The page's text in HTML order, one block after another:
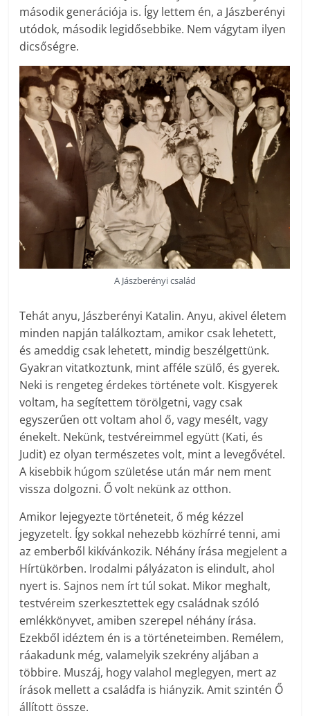
második generációja is. Így lettem én, a Jászberényi
utódok, második legidősebbike. Nem vágytam ilyen
dicsőségre.
A Jászberényi család
Tehát anyu, Jászberényi Katalin. Anyu, akivel életem
minden napján találkoztam, amikor csak lehetett,
és ameddig csak lehetett, mindig beszélgettünk.
Gyakran vitatkoztunk, mint afféle szülő, és gyerek.
Neki is rengeteg érdekes története volt. Kisgyerek
voltam, ha segítettem törölgetni, vagy csak
egyszerűen ott voltam ahol ő, vagy mesélt, vagy
énekelt. Nekünk, testvéreimmel együtt (Kati, és
Judit) ez olyan természetes volt, mint a levegővétel.
A kisebbik húgom születése után már nem ment
vissza dolgozni. Ő volt nekünk az otthon.
Amikor lejegyezte történeteit, ő még kézzel
jegyzetelt. Így sokkal nehezebb közhírré tenni, ami
az emberből kikívánkozik. Néhány írása megjelent a
Hírtükörben. Irodalmi pályázaton is elindult, ahol
nyert is. Sajnos nem írt túl sokat. Mikor meghalt,
testvéreim szerkesztettek egy családnak szóló
emlékkönyvet, amiben szerepel néhány írása.
Ezekből idéztem én is a történeteimben. Remélem,
ráakadunk még, valamelyik szekrény aljában a
többire. Muszáj, hogy valahol meglegyen, mert az
írások mellett a családfa is hiányzik. Amit szintén Ő
állított össze.